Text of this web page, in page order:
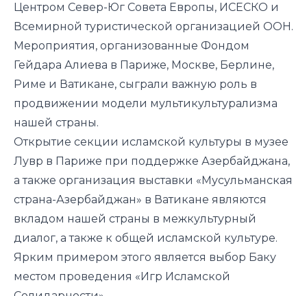
Центром Север-Юг Совета Европы, ИСЕСКО и
Всемирной туристической организацией ООН.
Мероприятия, организованные Фондом
Гейдара Алиева в Париже, Москве, Берлине,
Риме и Ватикане, сыграли важную роль в
продвижении модели мультикультурализма
нашей страны.
Открытие секции исламской культуры в музее
Лувр в Париже при поддержке Азербайджана,
а также организация выставки «Мусульманская
страна-Азербайджан» в Ватикане являются
вкладом нашей страны в межкультурный
диалог, а также к общей исламской культуре.
Ярким примером этого является выбор Баку
местом проведения «Игр Исламской